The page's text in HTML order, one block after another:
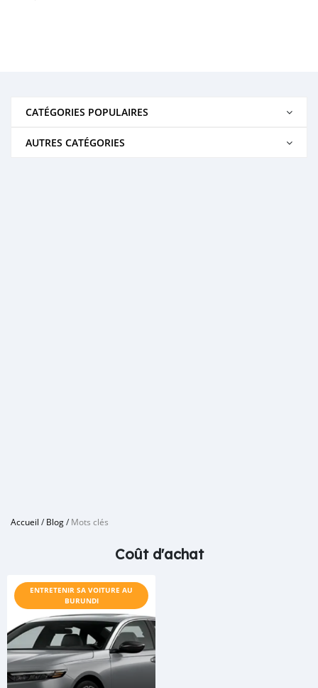
CATÉGORIES POPULAIRES
AUTRES CATÉGORIES
Accueil /Blog/Mots clés
Coût d'achat
ENTRETENIR SA VOITURE AU
BURUNDI